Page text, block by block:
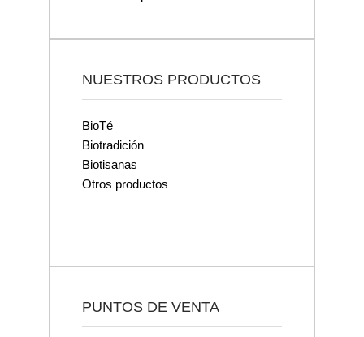
NUESTROS PRODUCTOS
BioTé
Biotradición
Biotisanas
Otros productos
PUNTOS DE VENTA